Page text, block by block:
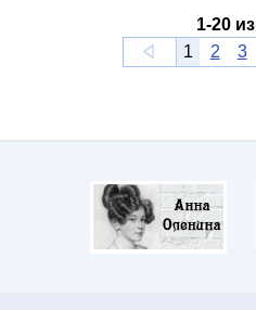
1-20 из
1
2 3